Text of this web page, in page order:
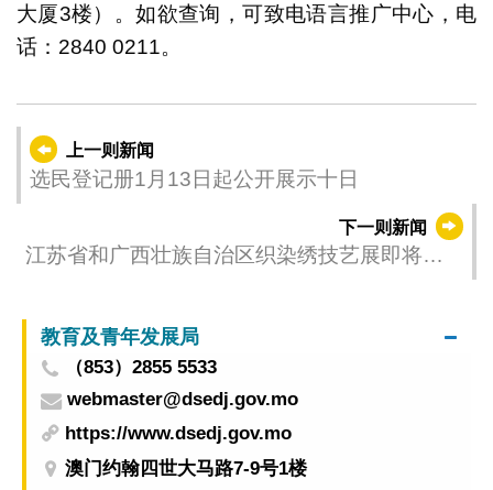
大厦3楼）。如欲查询，可致电语言推广中心，电
话：2840 0211。
上一则新闻
选民登记册1月13日起公开展示十日
下一则新闻
江苏省和广西壮族自治区织染绣技艺展即将开
教育及青年发展局
（853）2855 5533
webmaster@dsedj.gov.mo
https://www.dsedj.gov.mo
澳门约翰四世大马路7-9号1楼